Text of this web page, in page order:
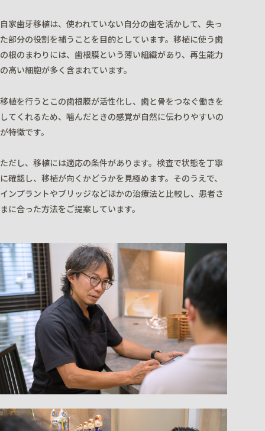
自家歯牙移植は、使われていない自分の歯を活かして、失っ
た部分の役割を補うことを目的としています。移植に使う歯
の根のまわりには、歯根膜という薄い組織があり、再生能力
の高い細胞が多く含まれています。
移植を行うとこの歯根膜が活性化し、歯と骨をつなぐ働きを
してくれるため、噛んだときの感覚が自然に伝わりやすいの
が特徴です。
ただし、移植には適応の条件があります。検査で状態を丁寧
に確認し、移植が向くかどうかを見極めます。そのうえで、
インプラントやブリッジなどほかの治療法と比較し、患者さ
まに合った方法をご提案しています。